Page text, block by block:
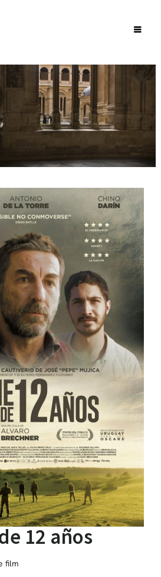
12 años
film